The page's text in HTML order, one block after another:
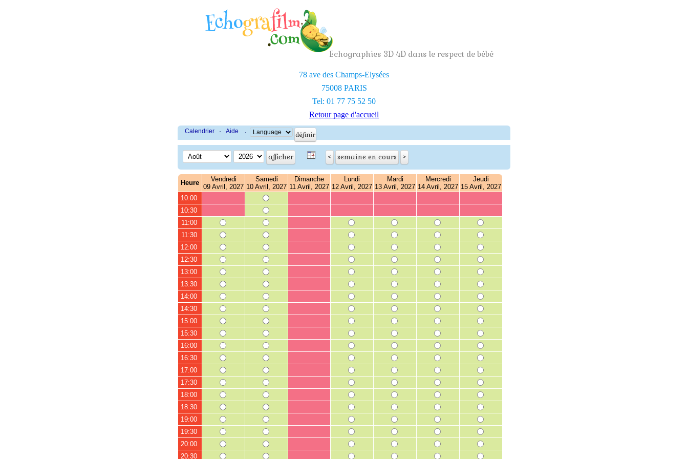
Echographies 3D 4D dans le respect de bébé
78 ave des Champs-Elysées
75008 PARIS
Tel: 01 77 75 52 50
Retour page d'accueil
Calendrier · Aide ·
Heure
Vendredi
09 Avril, 2027
Samedi
10 Avril, 2027
Dimanche
11 Avril, 2027
Lundi
12 Avril, 2027
Mardi
13 Avril, 2027
Mercredi
14 Avril, 2027
Jeudi
15 Avril, 2027
10:00
10:30
11:00
11:30
12:00
12:30
13:00
13:30
14:00
14:30
15:00
15:30
16:00
16:30
17:00
17:30
18:00
18:30
19:00
19:30
20:00
20:30